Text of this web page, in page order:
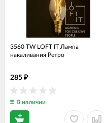
3560-TW LOFT IT Лампа
накаливания Ретро
285 ₽
В наличии